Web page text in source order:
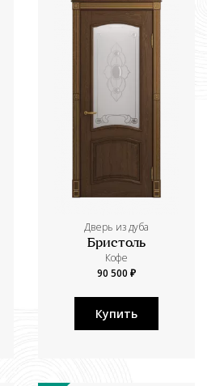
Дверь из дуба
Бристоль
Кофе
90 500 ₽
Купить